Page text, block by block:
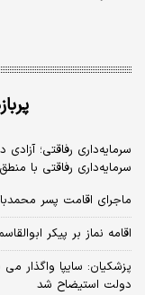
سرمایه‌داری رفاقتی؛
سرمایه‌داری رفاقتی با منطق
ماجرای اقامت پسر
اقامه نماز بر پیکر
پزشکیان: سایپا واگذار
دولت استیضاح شد